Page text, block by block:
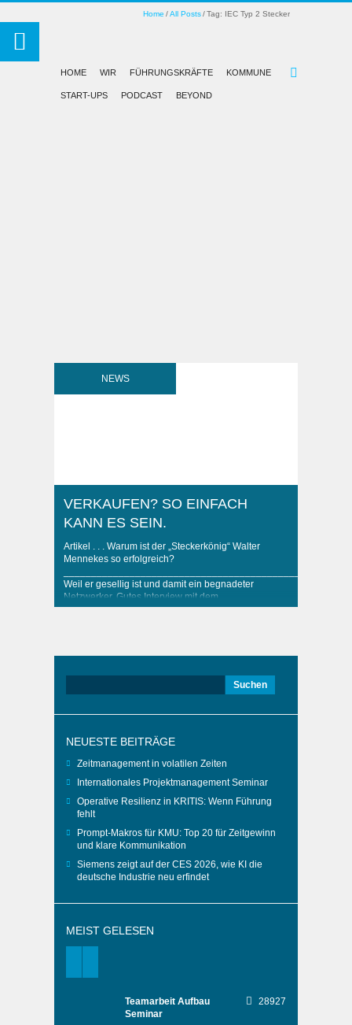
Home All Posts Tag: IEC Typ 2 Stecker
HOME WIR FÜHRUNGSKRÄFTE KOMMUNE
START-UPS PODCAST BEYOND
NEWS
VERKAUFEN? SO EINFACH
KANN ES SEIN.
Artikel . . . Warum ist der „Steckerkönig“ Walter
Mennekes so erfolgreich?
Weil er gesellig ist und damit ein begnadeter
Netzwerker. Gutes Interview mit dem
geschäftsführenden Gesellschafter der Mennekes
nach:
NEUESTE BEITRÄGE
Zeitmanagement in volatilen Zeiten
Internationales Projektmanagement Seminar
Operative Resilienz in KRITIS: Wenn Führung
fehlt
Prompt-Makros für KMU: Top 20 für Zeitgewinn
und klare Kommunikation
Siemens zeigt auf der CES 2026, wie KI die
deutsche Industrie neu erfindet
MEIST GELESEN
Teamarbeit Aufbau
Seminar
28927